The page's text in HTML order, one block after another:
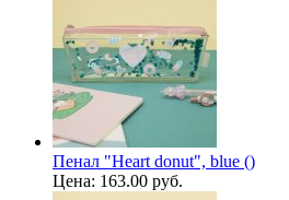
Пенал "Heart donut", blue ()
Цена: 163.00 руб.